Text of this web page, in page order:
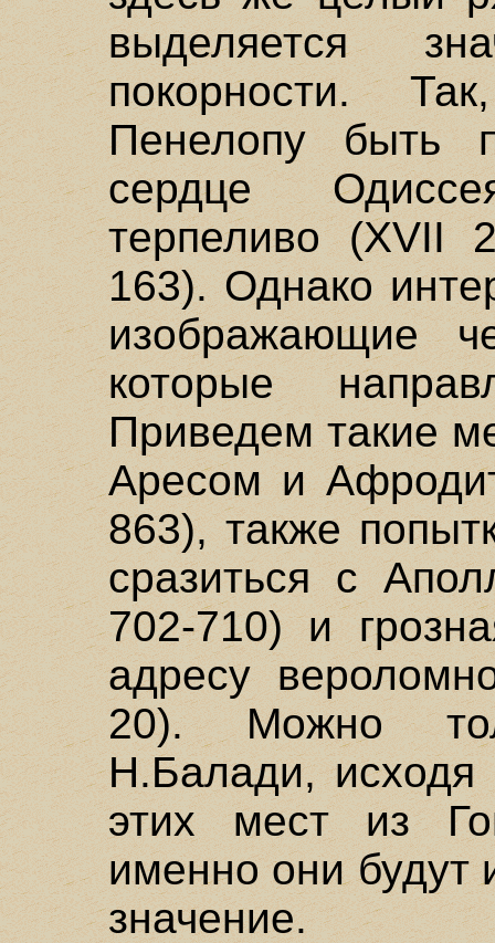
выделяется
покорности.
Пенелопу быть
сердце
терпеливо (XVII
163). Однако
изображающие
которые
Приведем такие
Аресом и
863), также
сразиться с
702-710) и
адресу
20). Можно
H.Балади,
этих мест из
именно они будут
значение.